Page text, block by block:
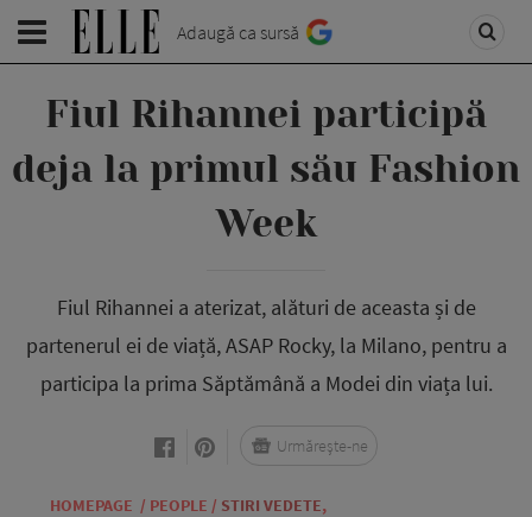
Adaugă ca sursă
Fiul Rihannei participă
deja la primul său Fashion
Week
Fiul Rihannei a aterizat, alături de aceasta și de
partenerul ei de viață, ASAP Rocky, la Milano, pentru a
participa la prima Săptămână a Modei din viața lui.
HOMEPAGE / PEOPLE / STIRI VEDETE,
Urmărește-ne